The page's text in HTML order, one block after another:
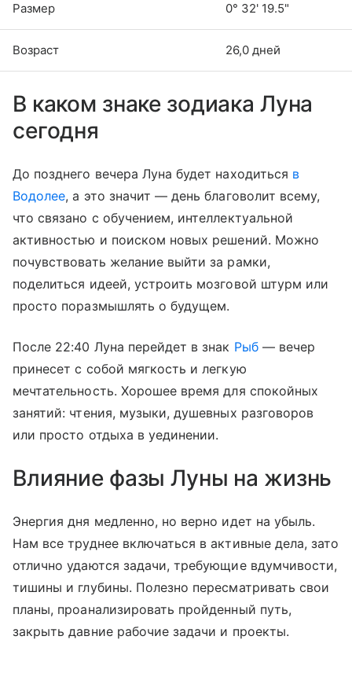
Размер 0° 32' 19.5"
Возраст 26,0 дней
В каком знаке зодиака Луна
сегодня
До позднего вечера Луна будет находиться в
Водолее, а это значит — день благоволит всему,
что связано с обучением, интеллектуальной
активностью и поиском новых решений. Можно
почувствовать желание выйти за рамки,
поделиться идеей, устроить мозговой штурм или
просто поразмышлять о будущем.
После 22:40 Луна перейдет в знак Рыб— вечер
принесет с собой мягкость и легкую
мечтательность. Хорошее время для спокойных
занятий: чтения, музыки, душевных разговоров
или просто отдыха в уединении.
Влияние фазы Луны на жизнь
Энергия дня медленно, но верно идет на убыль.
Нам все труднее включаться в активные дела, зато
отлично удаются задачи, требующие вдумчивости,
тишины и глубины. Полезно пересматривать свои
планы, проанализировать пройденный путь,
закрыть давние рабочие задачи и проекты.